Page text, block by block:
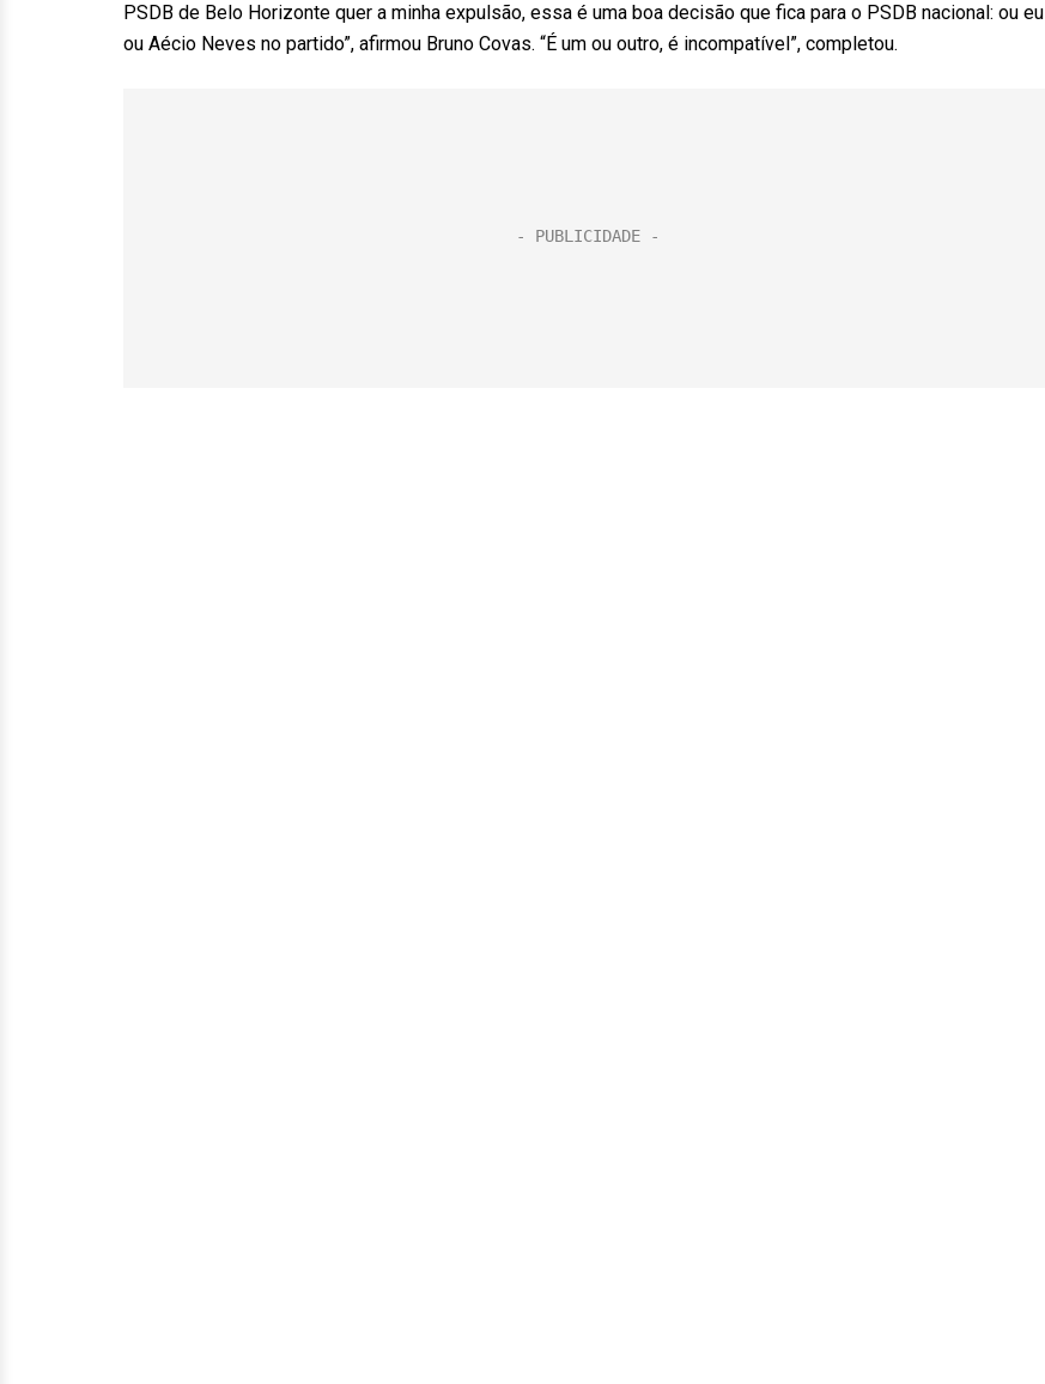
PSDB de Belo Horizonte quer a minha expulsão, essa é uma boa decisão que fica para o PSDB nacional: ou eu
ou Aécio Neves no partido”, afirmou Bruno Covas. “É um ou outro, é incompatível”, completou.